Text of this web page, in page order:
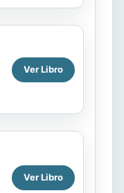
Ver Libro
Ver Libro